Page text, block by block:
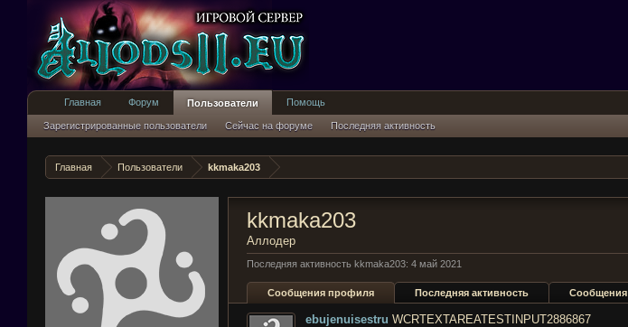
Главная Пользователи kkmaka203
kkmaka203
Аллодер
Последняя активность kkmaka203: 4 май 2021
Сообщения профиля Последняя активность Сообщения
ebujenuisestru WCRTEXTAREATESTINPUT2886867
Главная Форум Пользователи
Зарегистрированные пользователи Сейчас на форуме Последняя активность
Помощь